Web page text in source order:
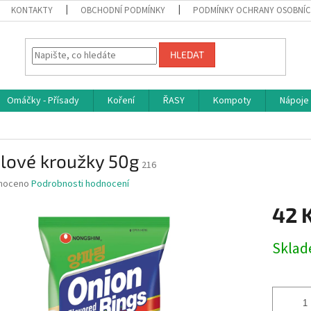
KONTAKTY OBCHODNÍ PODMÍNKY PODMÍNKY OCHRANY
HLEDAT
Omáčky - Přísady Koření ŘASY Kompoty Nápoje
kroužky 50g 216
Podrobnosti hodnocení
42
cena: